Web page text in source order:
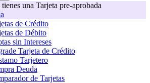
una Tarjeta pre-aprobada
de Crédito
de Débito
sin Intereses
Tarjeta de Crédito
Tarjetero
Deuda
de Tarjetas